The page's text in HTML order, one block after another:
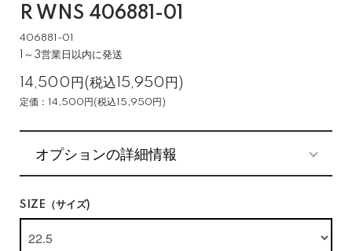
R WNS 406881-01
406881-01
1～3営業日以内に発送
14,500円(税込15,950円)
定価：14,500円(税込15,950円)
オプションの詳細情報
SIZE（サイズ)